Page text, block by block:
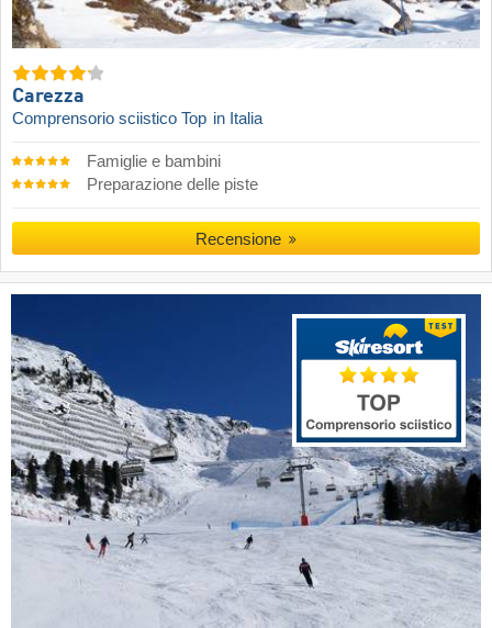
Carezza
Comprensorio sciistico Top in Italia
Famiglie e bambini
Preparazione delle piste
Recensione